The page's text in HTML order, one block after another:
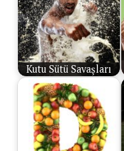
Kutu Sütü Savaşları